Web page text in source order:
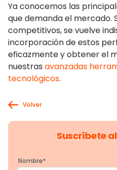
Ya conocemos las
que demanda el mercado.
competitivos, se vuelve
incorporación de estos
eficazmente y obtener el
nuestras avanzadas
tecnológicos.
Volver
Suscríbete
Nombre*